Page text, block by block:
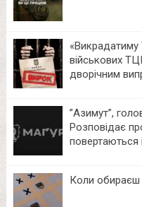
«Викрадатиму
військових
дворічним
⁨”Азимут”,
Розповідає
повертаються
Коли